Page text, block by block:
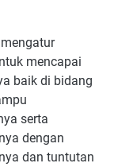
mencapai
baik di bidang
serta
dengan
dan tuntutan